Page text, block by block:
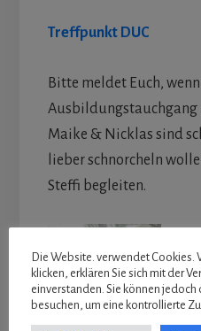
Treffpunkt DUC
Bitte meldet Euch,
Ausbildungstauchgang
Maike & Nicklas sind
lieber schnorcheln
Steffi begleiten.
Die Website. verwendet Cookies.
klicken, erklären Sie sich mit der
einverstanden. Sie können
besuchen, um eine kontrollierte